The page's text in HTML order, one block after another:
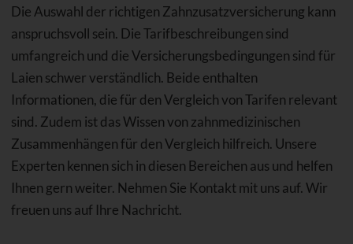
Die Auswahl der richtigen Zahnzusatzversicherung kann
anspruchsvoll sein. Die Tarifbeschreibungen sind
umfangreich und die Versicherungsbedingungen sind für
Laien schwer verständlich. Beide enthalten
Informationen, die für den Vergleich von Tarifen relevant
sind. Zudem ist das Wissen von zahnmedizinischen
Zusammenhängen für den Vergleich hilfreich. Unsere
Experten kennen sich in diesen Bereichen aus und helfen
Ihnen gern weiter. Nehmen Sie Kontakt mit uns auf. Wir
freuen uns auf Ihre Nachricht.